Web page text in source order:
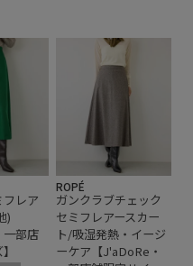
ム感 ポンチョ
華やか
レア
)
一部店
ROPÉ
ガンクラブチェック
セミフレアースカー
ト/吸湿発熱・イージ
ーケア【J'aDoRe・